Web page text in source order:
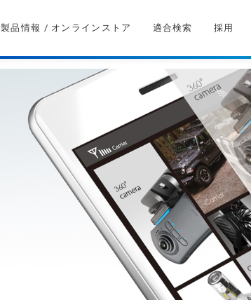
製品情報 / オンラインストア 適合検索 採用